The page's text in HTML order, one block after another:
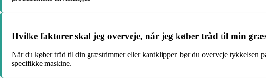
Hvilke faktorer skal jeg overveje, når jeg køber tråd til min
Når du køber tråd til din græstrimmer eller kantklipper, bør du overveje tykkelsen
specifikke maskine.